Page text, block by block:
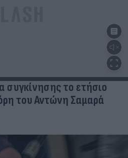
συγκίνησης το ετήσιο
του Αντώνη Σαμαρά